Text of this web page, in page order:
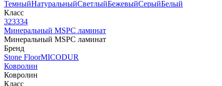
ТемныйНатуральныйСветлыйБежевыйСерыйБелый
Класс
323334
Минеральный MSPC ламинат
Минеральный MSPC ламинат
Бренд
Stone FloorMICODUR
Ковролин
Ковролин
Класс